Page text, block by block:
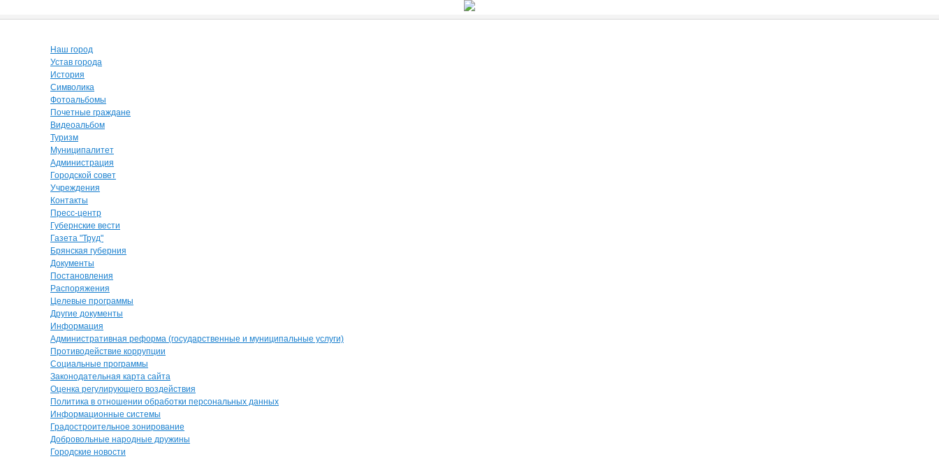
Наш город
Устав города
История
Символика
Фотоальбомы
Почетные граждане
Видеоальбом
Туризм
Муниципалитет
Администрация
Городской совет
Учреждения
Контакты
Пресс-центр
Губернские вести
Газета "Труд"
Брянская губерния
Документы
Постановления
Распоряжения
Целевые программы
Другие документы
Информация
Административная реформа (государственные и муниципальные услуги)
Противодействие коррупции
Социальные программы
Законодательная карта сайта
Оценка регулирующего воздействия
Политика в отношении обработки персональных данных
Информационные системы
Градостроительное зонирование
Добровольные народные дружины
Городские новости